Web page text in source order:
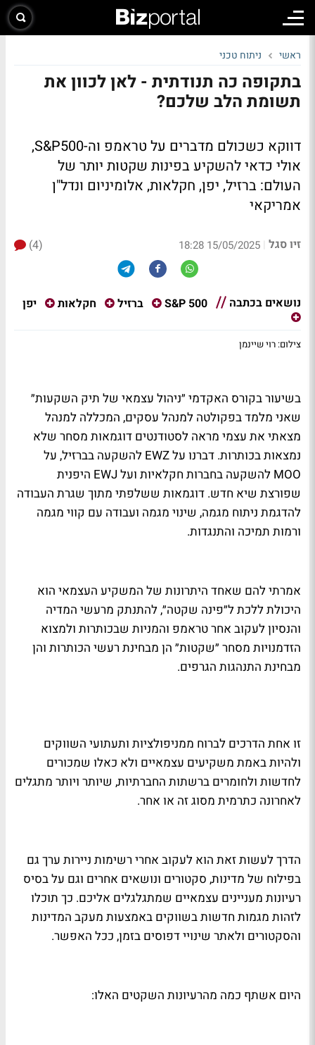
ראשי ניתוח טכני
בתקופה כה תנודתית - לאן לכוון את
תשומת הלב שלכם?
דווקא כשכולם מדברים על טראמפ וה-S&P500,
אולי כדאי להשקיע בפינות שקטות יותר של
העולם: ברזיל, יפן, חקלאות, אלומיניום ונדל"ן
אמריקאי
זיו סגל |
15/05/2025 18:28
(4)
נושאים בכתבה S&P 500 ברזיל חקלאות יפן
צילום: רוי שיינמן
בשיעור בקורס האקדמי ״ניהול עצמאי של תיק השקעות״
שאני מלמד בפקולטה למנהל עסקים, המכללה למנהל
מצאתי את עצמי מראה לסטודנטים דוגמאות מסחר שלא
נמצאות בכותרות. דברנו עלEWZ להשקעה בברזיל, על
MOO להשקעה בחברות חקלאיות ועל EWJ היפנית
שפורצת שיא חדש. דוגמאות ששלפתי מתוך שגרת העבודה
להדגמת ניתוח מגמה, שינוי מגמה ועבודה עם קווי מגמה
ורמות תמיכה והתנגדות.
אמרתי להם שאחד היתרונות של המשקיע העצמאי הוא
היכולת ללכת ל״פינה שקטה״, להתנתק מרעשי המדיה
והנסיון לעקוב אחר טראמפ והמניות שבכותרות ולמצוא
הזדמנויות מסחר ״שקטות״ הן מבחינת רעשי הכותרות והן
מבחינת התנהגות הגרפים.
זו אחת הדרכים לברוח ממניפולציות ותעתועי השווקים
ולהיות באמת משקיעים עצמאיים ולא כאלו שמכורים
לחדשות ולחומרים ברשתות החברתיות, שיותר ויותר מתגלים
לאחרונה כתרמית מסוג זה או אחר.
הדרך לעשות זאת הוא לעקוב אחרי רשימות ניירות ערך גם
בפילוח של מדינות, סקטורים ונושאים אחרים וגם על בסיס
רעיונות מעניינים עצמאיים שמתגלגלים אליכם. כך תוכלו
לזהות מגמות חדשות בשווקים באמצעות מעקב המדינות
והסקטורים ולאתר שינויי דפוסים בזמן, ככל האפשר.
היום אשתף כמה מהרעיונות השקטים האלו: